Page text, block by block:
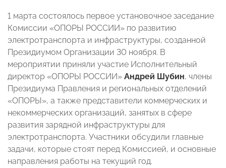
1 марта состоялось первое установочное заседание
Комиссии «ОПОРЫ РОССИИ» по развитию
электротранспорта и инфраструктуры, созданной
Президиумом Организации 30 ноября. В
мероприятии приняли участие Исполнительный
директор «ОПОРЫ РОССИИ» Андрей Шубин, члены
Президиума Правления и региональных отделений
«ОПОРЫ», а также представители коммерческих и
некоммерческих организаций, занятых в сфере
развития зарядной инфраструктуры для
электротранспорта. Участники обсудили главные
задачи, которые стоят перед Комиссией, и основные
направления работы на текущий год.